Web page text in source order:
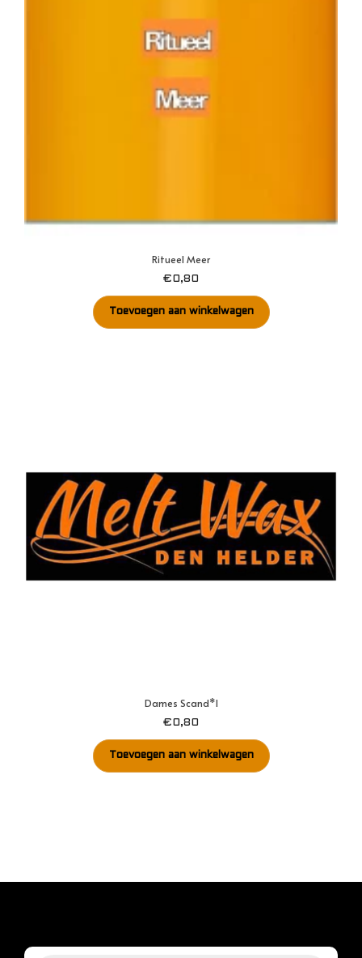
Ritueel Meer
€0,80
Toevoegen aan winkelwagen
Dames Scand*l
€0,80
Toevoegen aan winkelwagen